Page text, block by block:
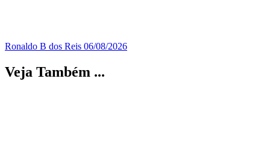
Ronaldo B dos Reis 06/08/2026
Veja Também ...